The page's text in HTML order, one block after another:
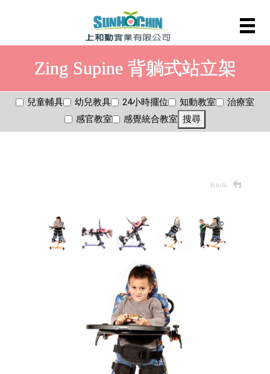
Zing Supine 背躺式站立架
兒童輔具 幼兒教具 24小時擺位 知動教室
治療室
感官教室
感覺統合教室 搜尋